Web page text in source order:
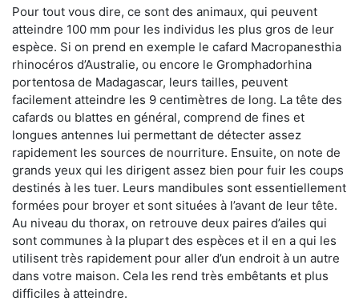
Pour tout vous dire, ce sont des animaux, qui peuvent
atteindre 100 mm pour les individus les plus gros de leur
espèce. Si on prend en exemple le cafard Macropanesthia
rhinocéros d’Australie, ou encore le Gromphadorhina
portentosa de Madagascar, leurs tailles, peuvent
facilement atteindre les 9 centimètres de long. La tête des
cafards ou blattes en général, comprend de fines et
longues antennes lui permettant de détecter assez
rapidement les sources de nourriture. Ensuite, on note de
grands yeux qui les dirigent assez bien pour fuir les coups
destinés à les tuer. Leurs mandibules sont essentiellement
formées pour broyer et sont situées à l’avant de leur tête.
Au niveau du thorax, on retrouve deux paires d’ailes qui
sont communes à la plupart des espèces et il en a qui les
utilisent très rapidement pour aller d’un endroit à un autre
dans votre maison. Cela les rend très embêtants et plus
difficiles à atteindre.